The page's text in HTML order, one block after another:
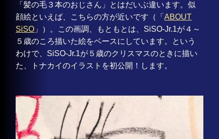
「髪の毛３本のおじさん」とはだいぶ違います。似
顔絵といえば、こちらの方が近いです（「ABOUT
SiSO 」）。この画調、もともとは、SiSO-Jr.1が４～
５歳のころ描いた絵をベースにしています。という
わけで、SiSO-Jr.1が５歳のクリスマスのときに描い
た、トナカイのイラストを初公開！します。